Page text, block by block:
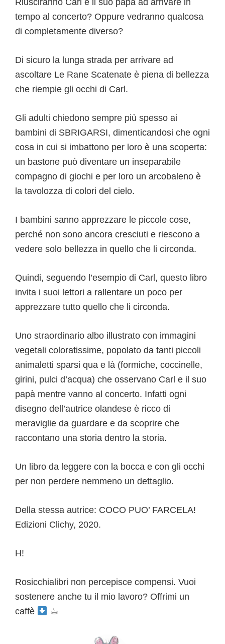
tempo al concerto? Oppure vedranno qualcosa
di completamente diverso?
Di sicuro la lunga strada per arrivare ad
ascoltare Le Rane Scatenate è piena di bellezza
che riempie gli occhi di Carl.
Gli adulti chiedono sempre più spesso ai
bambini di SBRIGARSI, dimenticandosi che ogni
cosa in cui si imbattono per loro è una scoperta:
un bastone può diventare un inseparabile
compagno di giochi e per loro un arcobaleno è
la tavolozza di colori del cielo.
I bambini sanno apprezzare le piccole cose,
perché non sono ancora cresciuti e riescono a
vedere solo bellezza in quello che li circonda.
Quindi, seguendo l’esempio di Carl, questo libro
invita i suoi lettori a rallentare un poco per
apprezzare tutto quello che li circonda.
Uno straordinario albo illustrato con immagini
vegetali coloratissime, popolato da tanti piccoli
animaletti sparsi qua e là (formiche, coccinelle,
girini, pulci d’acqua) che osservano Carl e il suo
papà mentre vanno al concerto. Infatti ogni
disegno dell’autrice olandese è ricco di
meraviglie da guardare e da scoprire che
raccontano una storia dentro la storia.
Un libro da leggere con la bocca e con gli occhi
per non perdere nemmeno un dettaglio.
Della stessa autrice: COCO PUO’ FARCELA!
Edizioni Clichy, 2020.
H!
Rosicchialibri non percepisce compensi. Vuoi
sostenere anche tu il mio lavoro? Offrimi un
caffè
☕︎